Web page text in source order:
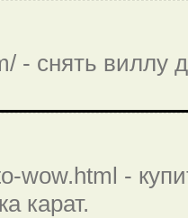
- снять виллу
wow.html -
карат.